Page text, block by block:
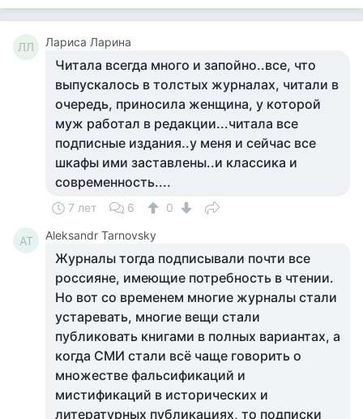
ЛЛ Лариса Ларина
Читала всегда много и запойно..все, что
выпускалось в толстых журналах, читали в
очередь, приносила женщина, у которой
муж работал в редакции...читала все
подписные издания..у меня и сейчас все
шкафы ими заставлены..и классика и
современность....
7 лет 6 0
AT Aleksandr Tarnovsky
Журналы тогда подписывали почти все
россияне, имеющие потребность в чтении.
Но вот со временем многие журналы стали
устаревать, многие вещи стали
публиковать книгами в полных вариантах, а
когда СМИ стали всё чаще говорить о
множестве фальсификаций и
мистификаций в исторических и
литературных публикациях, то подписки